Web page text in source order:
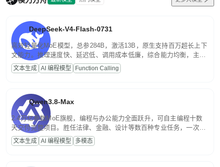
DeepSeek-V4-Flash-0731
高效轻量化MoE模型，总参284B，激活13B，原生支持百万超长上下
文能力。推理速度快、延迟低、调用成本低廉，综合能力均衡，主打
高并发、轻量化任务，适合日常对话、内容创作、基础 RAG、批量
文案处理等普惠刚需场景。
文本生成 AI 编程模型 Function Calling
Qwen3.8-Max
2.4万亿参数MoE旗舰，编程与办公能力全面跃升，可自主编程十数
天交付完整项目。胜任法律、金融、设计等数百种专业任务，一次对
话端到端交付生产级成果。原生视觉理解贯穿规划、执行与验证全流
程，支持超长文档与长视频的深度语义解析。长程任务中自主规划与
文本生成 AI 编程模型 多模态